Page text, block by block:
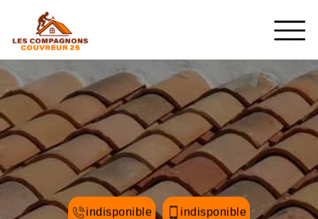
indisponible indisponible